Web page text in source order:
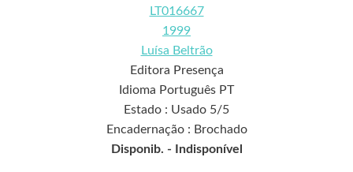
LT016667
1999
Luísa Beltrão
Editora Presença
Idioma Português PT
Estado : Usado 5/5
Encadernação : Brochado
Disponib. -
Indisponível